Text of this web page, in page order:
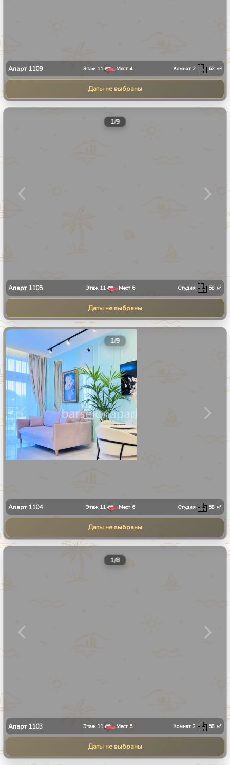
Апарт 1109 Этаж 11 Мест 4 Комнат2 62 м²
Даты не выбраны
1/9
Апарт 1105 Этаж 11 Мест 6 Студия 58 м²
Даты не выбраны
1/9
Апарт 1104 Этаж 11 Мест 6 Студия 58 м²
Даты не выбраны
1/8
Апарт 1103 Этаж 11 Мест 5 Комнат2 58 м²
Даты не выбраны